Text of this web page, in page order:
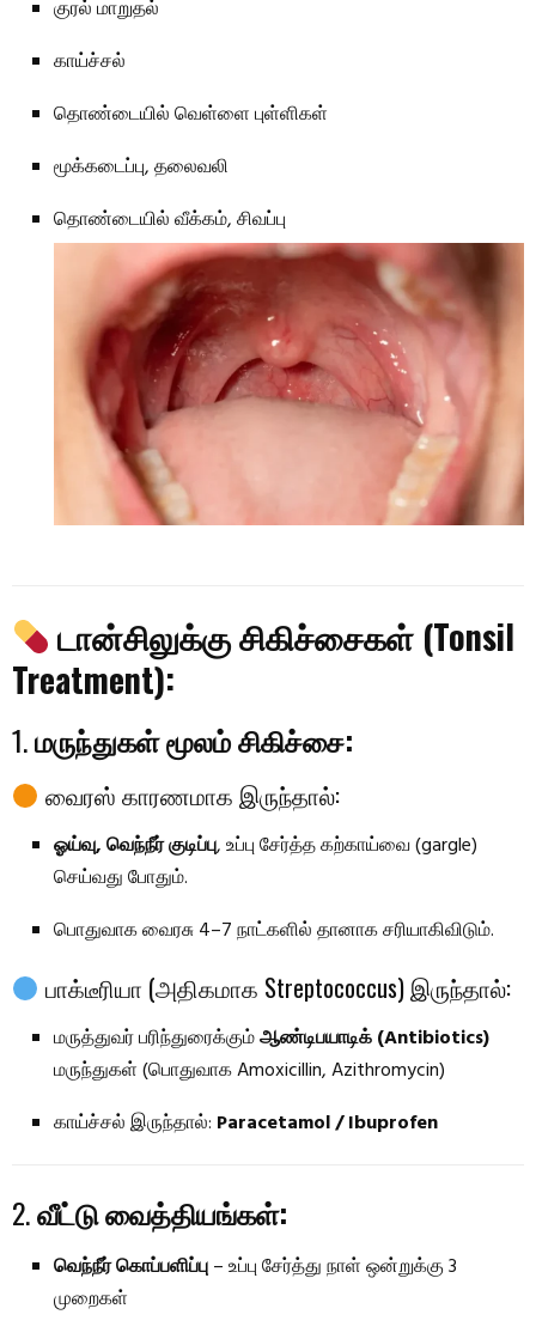
குரல் மாறுதல்
காய்ச்சல்
தொண்டையில் வெள்ளை புள்ளிகள்
மூக்கடைப்பு, தலைவலி
தொண்டையில் வீக்கம், சிவப்பு
டான்சிலுக்கு சிகிச்சைகள் (Tonsil
Treatment):
1.மருந்துகள் மூலம் சிகிச்சை:
வைரஸ் காரணமாக இருந்தால்:
ஓய்வு, வெந்நீர் குடிப்பு, உப்பு சேர்த்த கற்காய்வை (gargle)
செய்வது போதும்.
பொதுவாக வைரசு 4–7 நாட்களில் தானாக சரியாகிவிடும்.
பாக்டீரியா (அதிகமாக Streptococcus) இருந்தால்:
மருத்துவர் பரிந்துரைக்கும்ஆண்டிபயாடிக் (Antibiotics)
மருந்துகள் (பொதுவாக Amoxicillin, Azithromycin)
காய்ச்சல் இருந்தால்: Paracetamol / Ibuprofen
2.வீட்டு வைத்தியங்கள்:
வெந்நீர் கொப்பளிப்பு– உப்பு சேர்த்து நாள் ஒன்றுக்கு 3
முறைகள்